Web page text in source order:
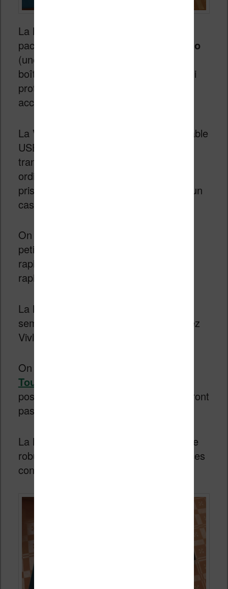
La liseuse est proposée dans le
packaging maintenant habituel de
Vivlio
(une marque française d’ailleurs) : une
boîte en carton recyclé bien conçue qui
protège bien la machine et ses
accessoires.
LaVivlio Color
est vendue avec un câble
USB (pour charger la liseuse et y
transférer des ebooks depuis un
ordinateur) et un adaptateur USB vers
prise casque 3,5 mm pour y brancher un
casque audio ou des enceintes.
On trouve également dans la boîte un
petit manuel papier de mise en route
rapide pour profiter de sa liseuse
rapidement.
La liseuse est d’apparence assez
semblable aux modèles récents de chez
Vivlio.
On retrouve donc la forme des
Touch Lux 5
possesseurs de Vivlio Touch HD ne seront
pas dépaysés non plus.
La liseuse est conçue dans un plastique
robuste. On trouve un écran de 6 pouces
conçu par l’entreprise E Ink.